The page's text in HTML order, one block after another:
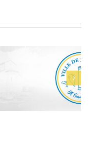
Alerte Canicule –
CCAS